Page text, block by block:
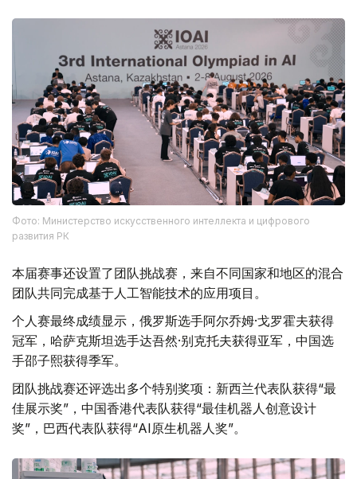
Фото: Министерство искусственного интеллекта и цифрового
развития РК
本届赛事还设置了团队挑战赛，来自不同国家和地区的混合
团队共同完成基于人工智能技术的应用项目。
个人赛最终成绩显示，俄罗斯选手阿尔乔姆·戈罗霍夫获得
冠军，哈萨克斯坦选手达吾然·别克托夫获得亚军，中国选
手邵子熙获得季军。
团队挑战赛还评选出多个特别奖项：新西兰代表队获得“最
佳展示奖”，中国香港代表队获得“最佳机器人创意设计
奖”，巴西代表队获得“AI原生机器人奖”。